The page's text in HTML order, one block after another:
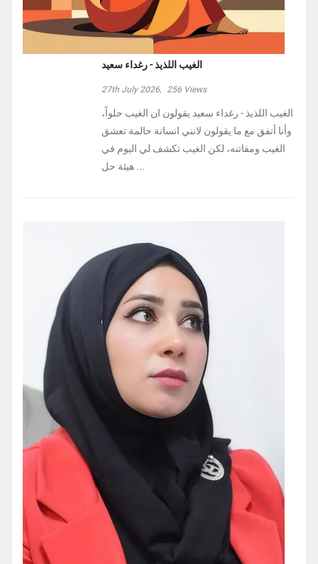
الغيب اللذيذ - رغداء سعيد
27th July 2026, 256 Views
الغيب اللذيذ - رغداء سعيد يقولون ان الغيب حلواً،
وأنا أتفق مع ما يقولون لانني انسانة حالمة تعشق
الغيب ومفاتنه، لكن الغيب تكشف لي اليوم في
هيئة حل ...